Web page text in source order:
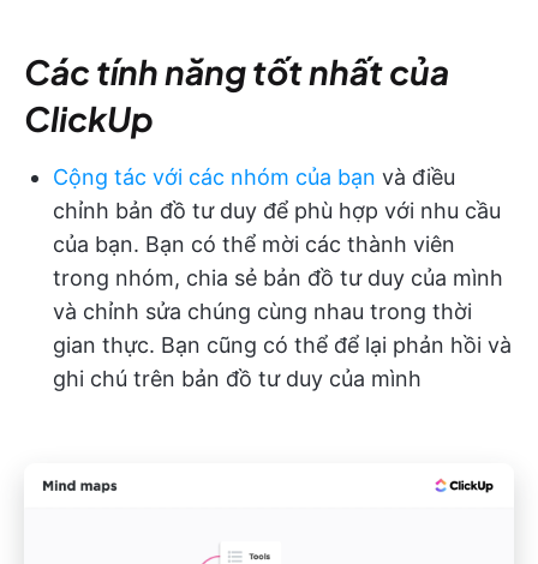
Các tính năng tốt nhất của
ClickUp
Cộng tác với các nhóm của bạn và điều
chỉnh bản đồ tư duy để phù hợp với nhu cầu
của bạn. Bạn có thể mời các thành viên
trong nhóm, chia sẻ bản đồ tư duy của mình
và chỉnh sửa chúng cùng nhau trong thời
gian thực. Bạn cũng có thể để lại phản hồi và
ghi chú trên bản đồ tư duy của mình